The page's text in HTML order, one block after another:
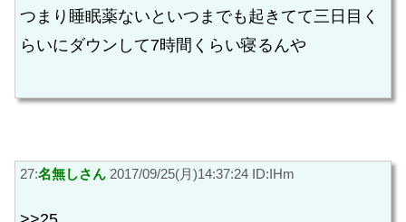
つまり睡眠薬ないといつまでも起きてて三日目く
らいにダウンして7時間くらい寝るんや
27:名無しさん 2017/09/25(月)14:37:24 ID:IHm